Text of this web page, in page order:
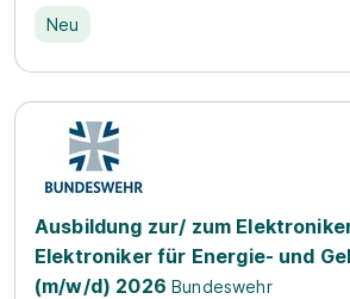
Neu
Ausbildung zur/ zum
Elektroniker für Energie- und
(m/w/d) 2026 Bundeswehr